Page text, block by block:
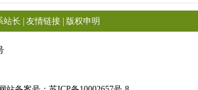
站长 友情链接| 版权申明